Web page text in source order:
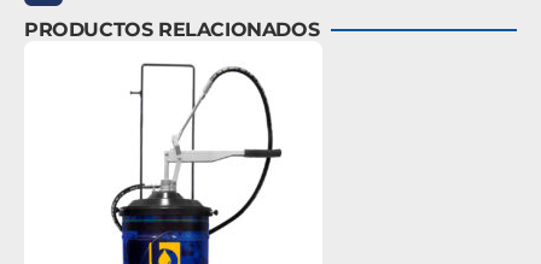
PRODUCTOS RELACIONADOS